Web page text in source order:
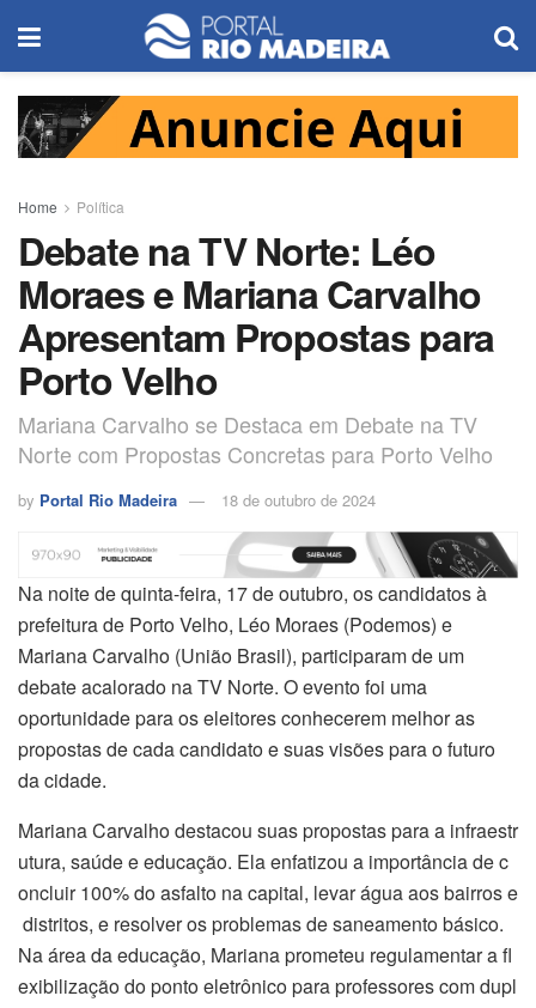
Home Política
Debate na TV Norte: Léo
Moraes e Mariana Carvalho
Apresentam Propostas para
Porto Velho
Mariana Carvalho se Destaca em Debate na TV
Norte com Propostas Concretas para Porto Velho
by Portal Rio Madeira 18 de outubro de 2024
Na noite de quinta-feira, 17 de outubro, os candidatos à
prefeitura de Porto Velho, Léo Moraes (Podemos) e
Mariana Carvalho (União Brasil), participaram de um
debate acalorado na TV Norte. O evento foi uma
oportunidade para os eleitores conhecerem melhor as
propostas de cada candidato e suas visões para o futuro
da cidade.
Mariana Carvalho destacou suas propostas para a infraestr
utura, saúde e educação. Ela enfatizou a importância de c
oncluir 100% do asfalto na capital, levar água aos bairros e
distritos, e resolver os problemas de saneamento básico.
Na área da educação, Mariana prometeu regulamentar a fl
exibilização do ponto eletrônico para professores com dupl